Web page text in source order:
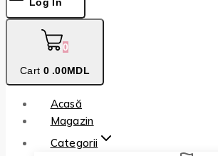
0
Cart 0 .00MDL
Acasă
Magazin
Categorii